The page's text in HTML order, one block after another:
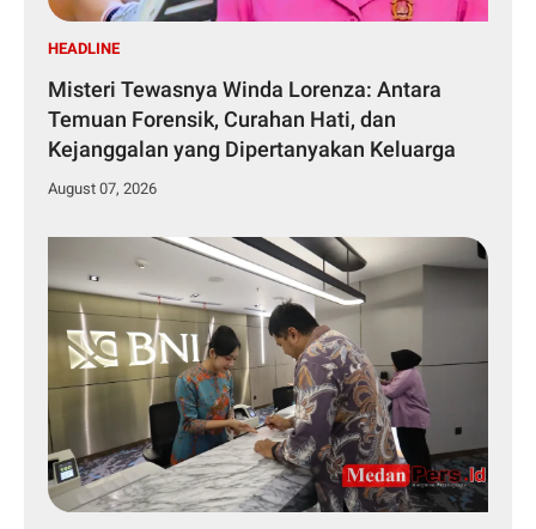
HEADLINE
Misteri Tewasnya Winda Lorenza: Antara
Temuan Forensik, Curahan Hati, dan
Kejanggalan yang Dipertanyakan Keluarga
August 07, 2026